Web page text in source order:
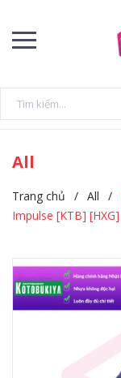
All
Trang chủ / All /
Impulse [KTB] [HXG]